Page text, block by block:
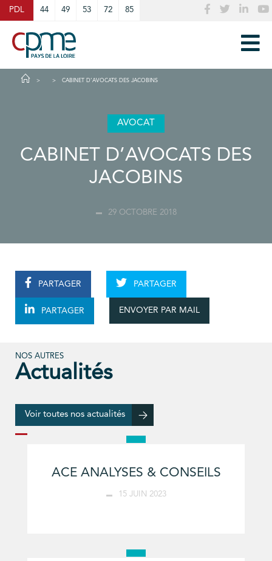
PDL 44 49 53 72 85
CABINET D’AVOCATS DES JACOBINS
AVOCAT
CABINET D’AVOCATS DES
JACOBINS
29 OCTOBRE 2018
PARTAGER PARTAGER
PARTAGER ENVOYER PAR MAIL
NOS AUTRES
Actualités
Voir toutes nos actualités
ACE ANALYSES & CONSEILS
15 JUIN 2023
Cookies management panel